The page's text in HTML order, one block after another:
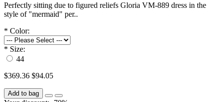
Perfectly sitting due to figured reliefs Gloria VM-889 dress in the
style of "mermaid" per..
* Color:
* Size:
44
$369.36 $94.05
Add to bag